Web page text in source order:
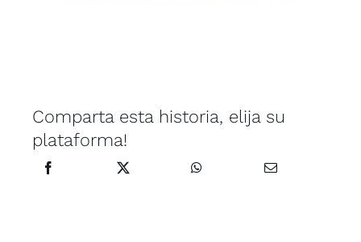
Comparta esta historia, elija su
plataforma!